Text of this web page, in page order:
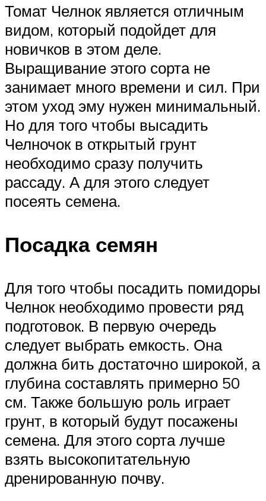
Томат Челнок является отличным
видом, который подойдет для
новичков в этом деле.
Выращивание этого сорта не
занимает много времени и сил. При
этом уход эму нужен минимальный.
Но для того чтобы высадить
Челночок в открытый грунт
необходимо сразу получить
рассаду. А для этого следует
посеять семена.
Посадка семян
Для того чтобы посадить помидоры
Челнок необходимо провести ряд
подготовок. В первую очередь
следует выбрать емкость. Она
должна бить достаточно широкой, а
глубина составлять примерно 50
см. Также большую роль играет
грунт, в который будут посажены
семена. Для этого сорта лучше
взять высокопитательную
дренированную почву.